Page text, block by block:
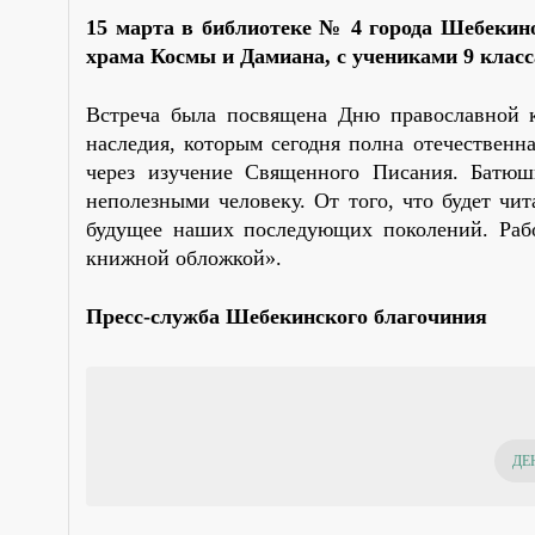
15 марта в библиотеке № 4 города
храма Космы и Дамиана, с учениками 9
Встреча была посвящена Дню православной
наследия, которым сегодня полна
через изучение Священного Писания.
неполезными человеку. От того, что будет
будущее наших последующих поколений.
книжной обложкой».
Пресс-служба Шебекинского благочиния